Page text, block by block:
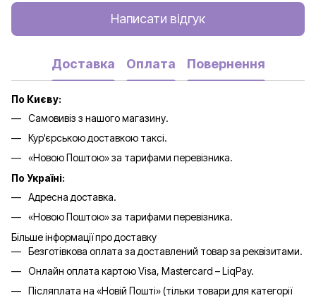
Написати відгук
Доставка Оплата Повернення
По Києву:
Самовивіз з нашого магазину.
Кур'єрською доставкою таксі.
«Новою Поштою» за тарифами перевізника.
По Україні:
Адресна доставка.
«Новою Поштою» за тарифами перевізника.
Більше інформації про доставку
Безготівкова оплата за доставлений товар за реквізитами.
Онлайн оплата картою Visa, Mastercard – LiqPay.
Післяплата на «Новій Пошті» (тільки товари для категорії